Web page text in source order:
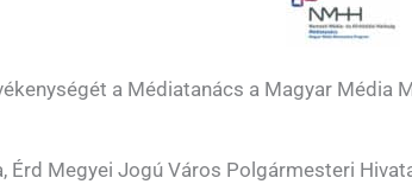
a Médiatanács a Magyar Média
Megyei Jogú Város Polgármesteri